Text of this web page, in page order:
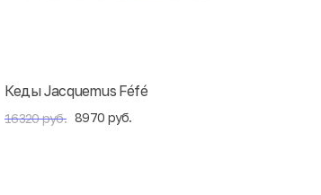
Кеды Jacquemus Féfé
16320 руб. 8970 руб.